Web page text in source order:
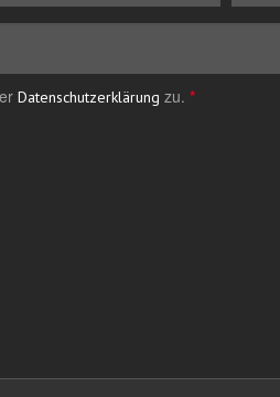
Datenschutzerklärung zu. *